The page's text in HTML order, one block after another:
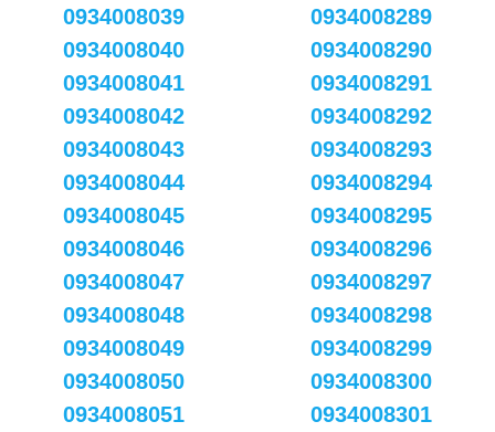
0934008039
0934008040
0934008041
0934008042
0934008043
0934008044
0934008045
0934008046
0934008047
0934008048
0934008049
0934008050
0934008051
0934008289
0934008290
0934008291
0934008292
0934008293
0934008294
0934008295
0934008296
0934008297
0934008298
0934008299
0934008300
0934008301